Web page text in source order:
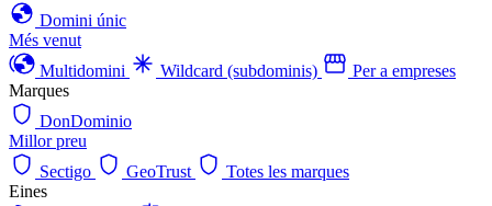
Domini únic
Més venut
Multidomini
Wildcard (subdominis)
Per a empreses
Marques
DonDominio
Millor preu
Sectigo
GeoTrust
Totes les marques
Eines